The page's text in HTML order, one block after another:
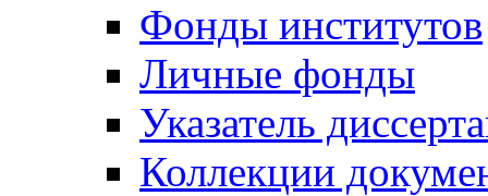
Фонды институтов
Личные фонды
Указатель
Коллекции